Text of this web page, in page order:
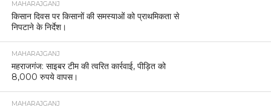
MAHARAJGANJ
किसान दिवस पर किसानों की समस्याओं को प्राथमिकता से
निपटाने के निर्देश।
MAHARAJGANJ
महराजगंज: साइबर टीम की त्वरित कार्रवाई, पीड़ित को
8,000 रुपये वापस।
MAHARAJGANJ